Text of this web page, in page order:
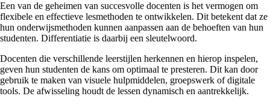
Een van de geheimen van succesvolle docenten is het vermogen om
flexibele en effectieve lesmethoden te ontwikkelen. Dit betekent dat ze
hun onderwijsmethoden kunnen aanpassen aan de behoeften van hun
studenten. Differentiatie is daarbij een sleutelwoord.
Docenten die verschillende leerstijlen herkennen en hierop inspelen,
geven hun studenten de kans om optimaal te presteren. Dit kan door
gebruik te maken van visuele hulpmiddelen, groepswerk of digitale
tools. De afwisseling houdt de lessen dynamisch en aantrekkelijk.